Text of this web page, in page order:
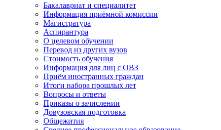
Бакалавриат и специалитет
Информация приёмной комиссии
Магистратура
Аспирантура
О целевом обучении
Перевод из других вузов
Стоимость обучения
Информация для лиц с ОВЗ
Приём иностранных граждан
Итоги набора прошлых лет
Вопросы и ответы
Приказы о зачислении
Довузовская подготовка
Общежития